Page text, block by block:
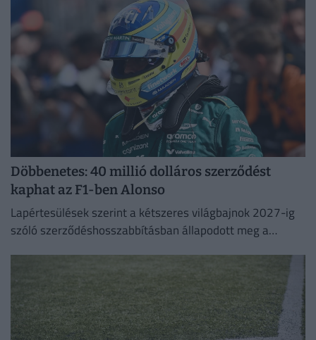
Döbbenetes: 40 millió dolláros szerződést
kaphat az F1-ben Alonso
Lapértesülések szerint a kétszeres világbajnok 2027-ig
szóló szerződéshosszabbításban állapodott meg a